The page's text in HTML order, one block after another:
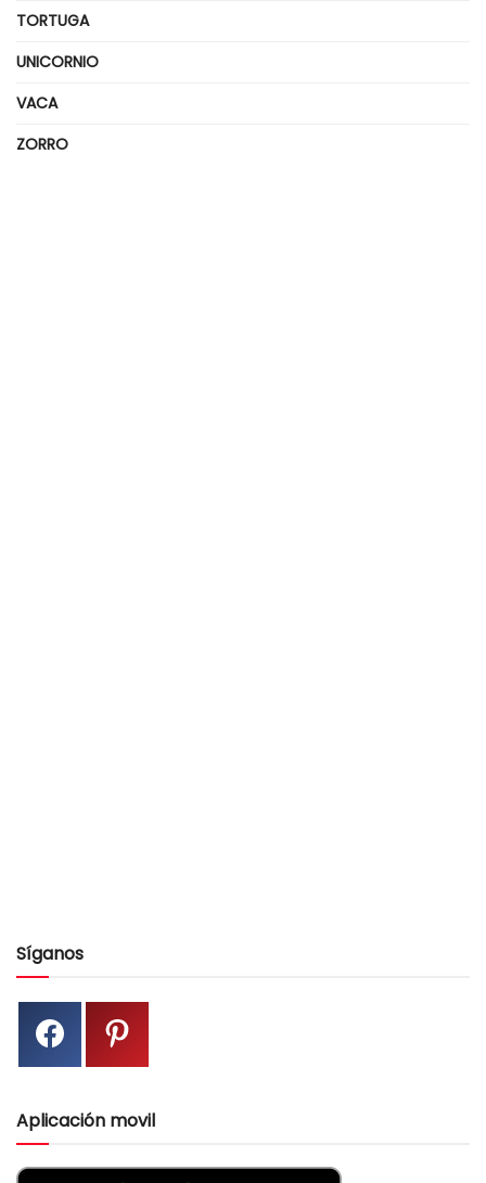
TORTUGA
UNICORNIO
VACA
ZORRO
Síganos
Aplicación movil